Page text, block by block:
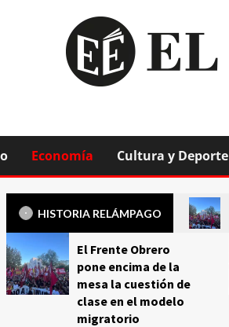
Economía Cultura y Deporte
HISTORIA RELÁMPAGO
El Frente Obrero
pone encima de la
mesa la cuestión de
clase en el modelo
migratorio